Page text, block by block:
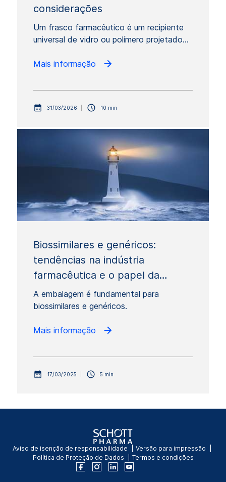
considerações
Um frasco farmacêutico é um recipiente
universal de vidro ou polímero projetado…
Mais informação
31/03/2026 10 min
Biossimilares e genéricos:
tendências na indústria
farmacêutica e o papel da…
A embalagem é fundamental para
biossimilares e genéricos.
Mais informação
17/03/2025 5 min
Aviso de isenção de responsabilidade
Versão para impressão
Política de Proteção de Dados
Termos e condições